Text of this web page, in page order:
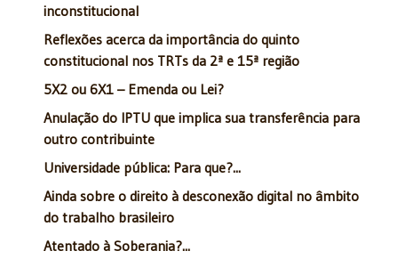
inconstitucional
Reflexões acerca da importância do quinto
constitucional nos TRTs da 2ª e 15ª região
5X2 ou 6X1 – Emenda ou Lei?
Anulação do IPTU que implica sua transferência para
outro contribuinte
Universidade pública: Para que?...
Ainda sobre o direito à desconexão digital no âmbito
do trabalho brasileiro
Atentado à Soberania?...